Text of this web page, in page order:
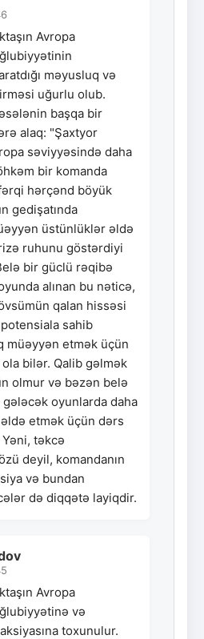
Avropa
məyusluq və
uğurlu olub.
başqa bir
alaq: "Şaxtyor
səviyyəsində daha
bir komanda
hərçənd böyük
gedişatında
üstünlüklər əldə
ruhunu göstərdiyi
bir güclü rəqibə
alınan bu nəticə,
qalan hissəsi
sahib
müəyyən etmək üçün
bilər. Qalib gəlmək
olmur və bəzən belə
oyunlarda daha
etmək üçün dərs
təkcə
deyil, komandanın
və bundan
də diqqətə layiqdir.
Avropa
və
toxunulur.